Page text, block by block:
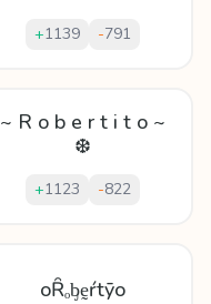
+1139 -791
~ R o b e r t i t o ~
❆
+1123 -822
oȒₒᶀḛŕtȳo